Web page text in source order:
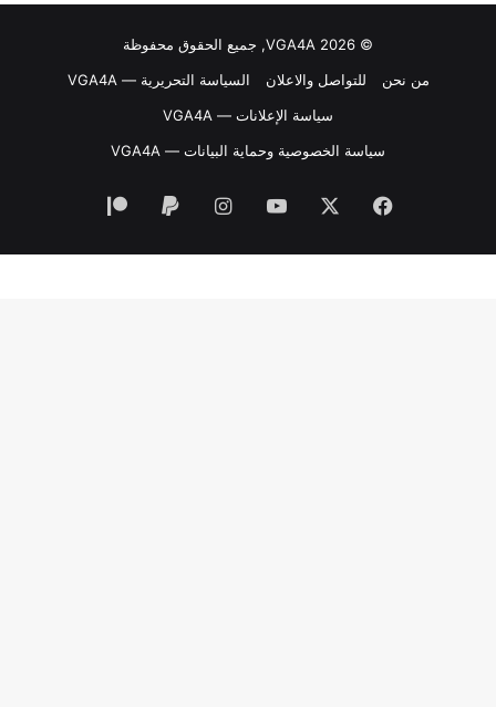
© VGA4A 2026, جميع الحقوق محفوظة
من نحن
للتواصل والاعلان
السياسة التحريرية — VGA4A
سياسة الإعلانات — VGA4A
سياسة الخصوصية وحماية البيانات — VGA4A
فيسبوك ‫YouTubeانستقرام
‏Paypal
‫Patreon